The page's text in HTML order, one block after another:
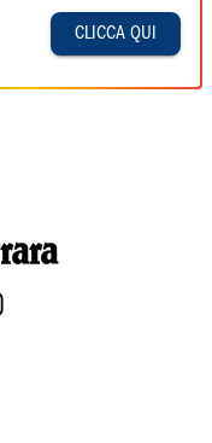
CLICCA QUI